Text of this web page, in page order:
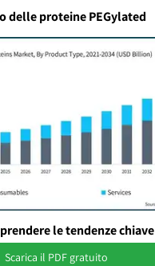
delle proteine PEGylated
le tendenze chiave
Scarica il PDF gratuito